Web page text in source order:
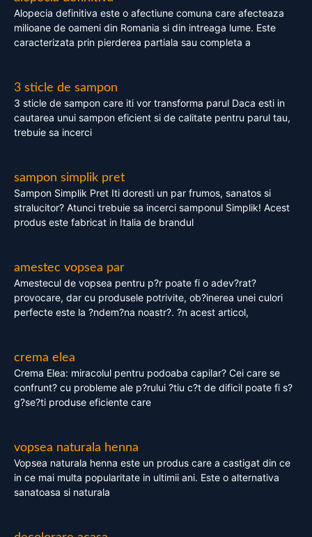
Alopecia definitiva este o afectiune comuna care afecteaza
milioane de oameni din Romania si din intreaga lume. Este
caracterizata prin pierderea partiala sau completa a
3 sticle de sampon
3 sticle de sampon care iti vor transforma parul Daca esti in
cautarea unui sampon eficient si de calitate pentru parul tau,
trebuie sa incerci
sampon simplik pret
Sampon Simplik Pret Iti doresti un par frumos, sanatos si
stralucitor? Atunci trebuie sa incerci samponul Simplik! Acest
produs este fabricat in Italia de brandul
amestec vopsea par
Amestecul de vopsea pentru p?r poate fi o adev?rat?
provocare, dar cu produsele potrivite, ob?inerea unei culori
perfecte este la ?ndem?na noastr?. ?n acest articol,
crema elea
Crema Elea: miracolul pentru podoaba capilar? Cei care se
confrunt? cu probleme ale p?rului ?tiu c?t de dificil poate fi s?
g?se?ti produse eficiente care
vopsea naturala henna
Vopsea naturala henna este un produs care a castigat din ce
in ce mai multa popularitate in ultimii ani. Este o alternativa
sanatoasa si naturala